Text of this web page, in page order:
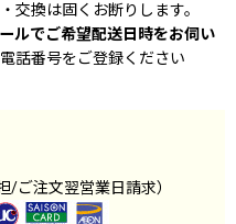
交換は固くお断りします。
ルでご希望配送日時をお伺い
話番号をご登録ください
/ご注文翌営業日請求）